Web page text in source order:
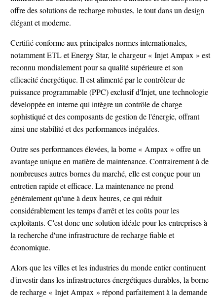
offre des solutions de recharge robustes, le tout dans un design
élégant et moderne.
Certifié conforme aux principales normes internationales,
notamment ETL et Energy Star, le chargeur « Injet Ampax » est
reconnu mondialement pour sa qualité supérieure et son
efficacité énergétique. Il est alimenté par le contrôleur de
puissance programmable (PPC) exclusif d'Injet, une technologie
développée en interne qui intègre un contrôle de charge
sophistiqué et des composants de gestion de l'énergie, offrant
ainsi une stabilité et des performances inégalées.
Outre ses performances élevées, la borne « Ampax » offre un
avantage unique en matière de maintenance. Contrairement à de
nombreuses autres bornes du marché, elle est conçue pour un
entretien rapide et efficace. La maintenance ne prend
généralement qu'une à deux heures, ce qui réduit
considérablement les temps d'arrêt et les coûts pour les
exploitants. C'est donc une solution idéale pour les entreprises à
la recherche d'une infrastructure de recharge fiable et
économique.
Alors que les villes et les industries du monde entier continuent
d'investir dans les infrastructures énergétiques durables, la borne
de recharge « Injet Ampax » répond parfaitement à la demande